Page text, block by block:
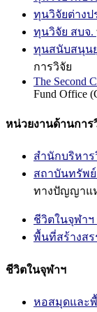
ทุนวิจัยต่างป
ทุนวิจัย สบจ.
ทุนสนับสนุน
การวิจัย
The Second
Fund Office
หน่วยงานด้านการ
สำนักบริหาร
สถาบันทรัพ
ทางปัญญาแ
ชีวิตในจุฬาฯ
พื้นที่สร้างสร
ชีวิตในจุฬาฯ
หอสมุดและ